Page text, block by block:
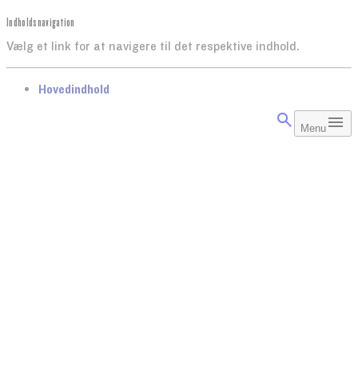
Indholdsnavigation
Vælg et link for at navigere til det respektive indhold.
gå til
Hovedindhold
Menu